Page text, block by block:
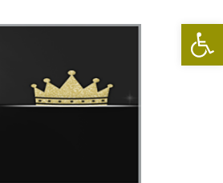
פתח סרגל נגישות